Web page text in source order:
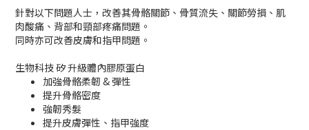
針對以下問題人士，改善其骨骼關節、骨質流失、關節勞損、肌
肉酸痛、背部和頸部疼痛問題。
同時亦可改善皮膚和指甲問題。
生物科技 矽 升級體內膠原蛋白
加強骨骼柔韌 & 彈性
提升骨骼密度
強韌秀髮
提升皮膚彈性、指甲強度